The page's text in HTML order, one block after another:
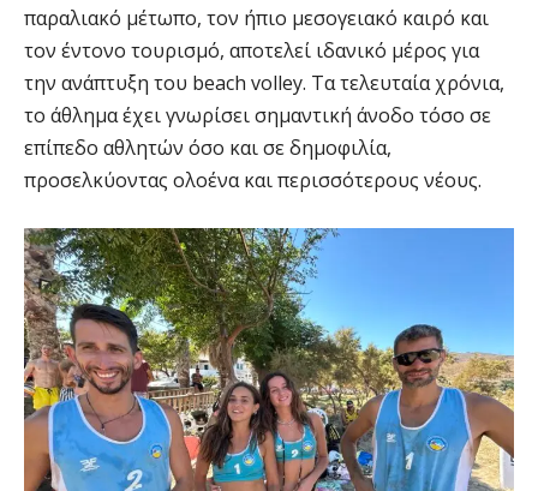
παραλιακό μέτωπο, τον ήπιο μεσογειακό καιρό και
τον έντονο τουρισμό, αποτελεί ιδανικό μέρος για
την ανάπτυξη του beach volley. Τα τελευταία χρόνια,
το άθλημα έχει γνωρίσει σημαντική άνοδο τόσο σε
επίπεδο αθλητών όσο και σε δημοφιλία,
προσελκύοντας ολοένα και περισσότερους νέους.